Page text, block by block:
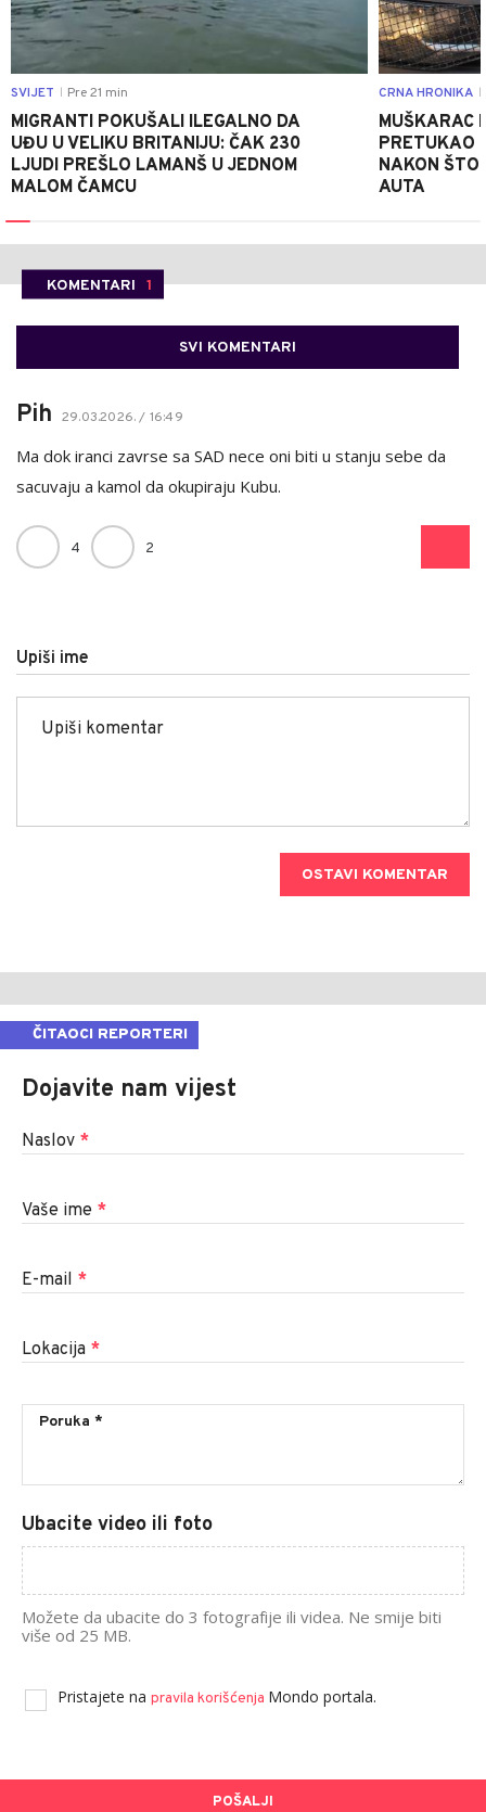
SVIJET Pre 21 min
MIGRANTI POKUŠALI ILEGALNO DA
UĐU U VELIKU BRITANIJU: ČAK 230
LJUDI PREŠLO LAMANŠ U JEDNOM
MALOM ČAMCU
CRNA HRONIKA
MUŠKARAC
PRETUKAO
NAKON ŠTO
AUTA
KOMENTARI 1
SVI KOMENTARI
Pih 29.03.2026. / 16:49
Ma dok iranci zavrse sa SAD nece oni biti u stanju sebe da
sacuvaju a kamol da okupiraju Kubu.
4 2
Upiši ime
OSTAVI KOMENTAR
ČITAOCI REPORTERI
Dojavite nam vijest
Naslov *
Vaše ime *
E-mail *
Lokacija *
Ubacite video ili foto
Možete da ubacite do 3 fotografije ili videa. Ne smije biti
više od 25 MB.
Pristajete na pravila korišćenja Mondo portala.
POŠALJI